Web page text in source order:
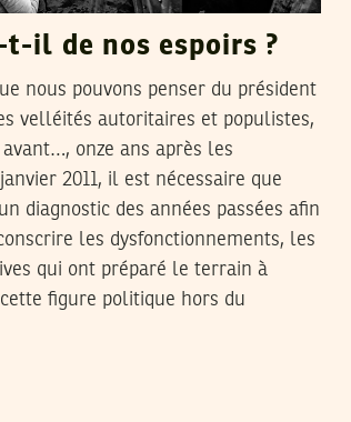
t-il de nos espoirs ?
nous pouvons penser du président
velléités autoritaires et populistes,
onze ans après les
2011, il est nécessaire que
diagnostic des années passées afin
les dysfonctionnements, les
qui ont préparé le terrain à
cette figure politique hors du